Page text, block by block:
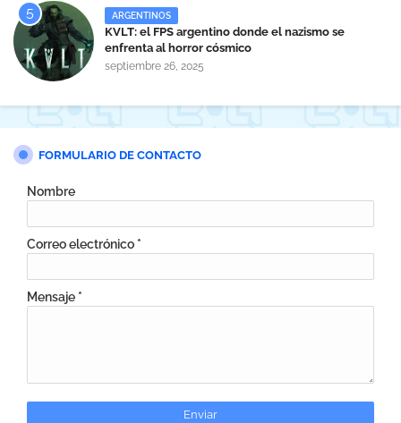
ARGENTINOS
KVLT: el FPS argentino donde el nazismo se
enfrenta al horror cósmico
septiembre 26, 2025
FORMULARIO DE CONTACTO
Nombre
Correo electrónico *
Mensaje *